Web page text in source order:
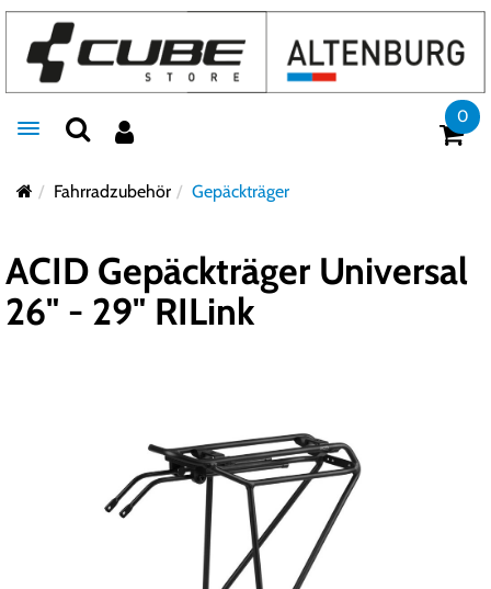
Toggle navigation
0
Fahrradzubehör Gepäckträger
ACID Gepäckträger Universal
26" - 29" RILink